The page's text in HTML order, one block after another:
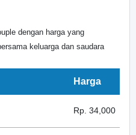
dengan harga yang
keluarga dan saudara
Harga
Rp. 34,000